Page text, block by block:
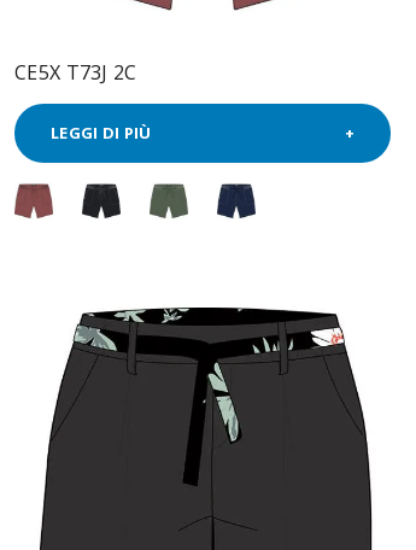
CE5X T73J 2C
LEGGI DI PIÙ